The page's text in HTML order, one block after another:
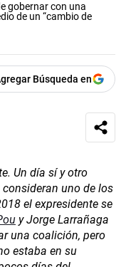
gobernar con una
de un “cambio de
Búsqueda en
Un día sí y otro
uno de los
el expresidente se
y Jorge Larrañaga
una coalición, pero
estaba en su